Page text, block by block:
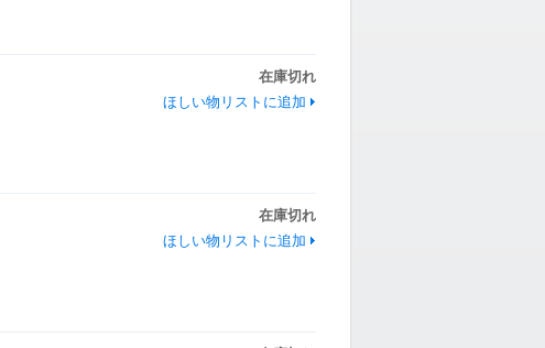
在庫切れ
ほしい物リストに追加
在庫切れ
ほしい物リストに追加